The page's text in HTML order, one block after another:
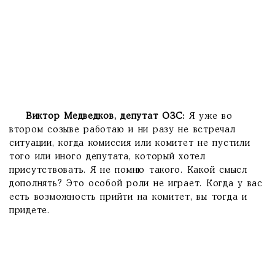
Виктор Медведков, депутат ОЗС: Я уже во
втором созыве работаю и ни разу не встречал
ситуации, когда комиссия или комитет не пустили
того или иного депутата, который хотел
присутствовать. Я не помню такого. Какой смысл
дополнять? Это особой роли не играет. Когда у вас
есть возможность прийти на комитет, вы тогда и
придете.